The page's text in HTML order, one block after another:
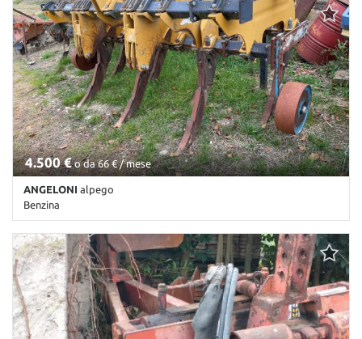
4.500 €o da 66 € / mese
ANGELONI alpego
Benzina
Km non disponibile • Cambio Altro • Antracite pastello